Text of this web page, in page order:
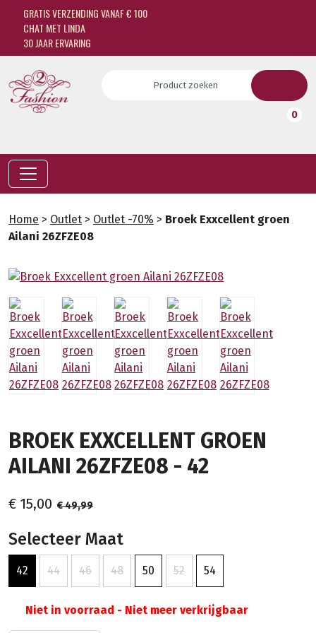
GRATIS VERZENDING VANAF € 100
CHAT MET LINDA
30 JAAR ERVARING
0
Home > Outlet > Outlet -70% > Broek Exxcellent groen
Ailani 26ZFZE08
BROEK EXXCELLENT GROEN
AILANI 26ZFZE08 - 42
€ 15,00 € 49,99
Selecteer Maat
42 44 46 48 50 52 54
Niet in voorraad - Niet meer verkrijgbaar